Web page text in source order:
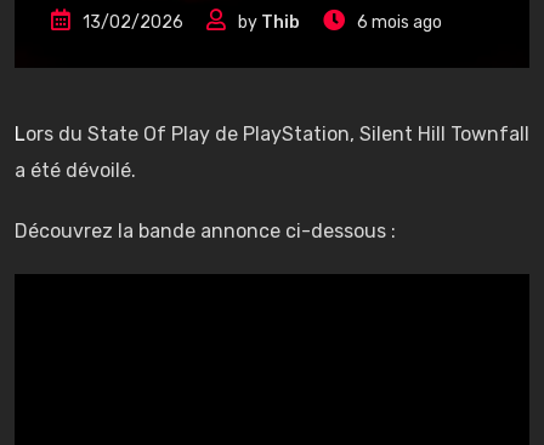
13/02/2026 by Thib 6 mois ago
Lors du State Of Play de PlayStation, Silent Hill Townfall
a été dévoilé.
Découvrez la bande annonce ci-dessous :